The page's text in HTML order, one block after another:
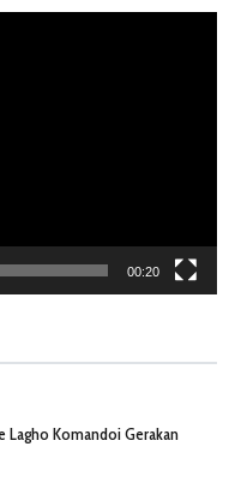
00:20
Lagho Komandoi Gerakan